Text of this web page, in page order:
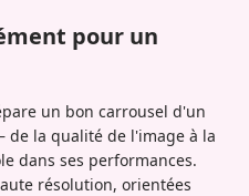
pour un
un bon carrousel d'un
de la qualité de l'image à la
dans ses performances.
résolution, orientées